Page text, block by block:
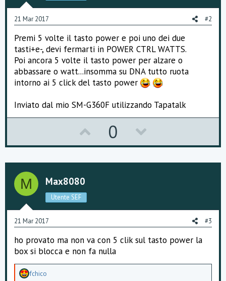
21 Mar 2017 #2
Premi 5 volte il tasto power e poi uno dei due
tasti+e-, devi fermarti in POWER CTRL WATTS.
Poi ancora 5 volte il tasto power per alzare o
abbassare o watt...insomma su DNA tutto ruota
intorno ai 5 click del tasto power
Inviato dal mio SM-G360F utilizzando Tapatalk
p
v
e
0
o
w
o
t
M Max8080
Utente SEF
21 Mar 2017 #3
ho provato ma non va con 5 clik sul tasto power la
box si blocca e non fa nulla
A
fchico